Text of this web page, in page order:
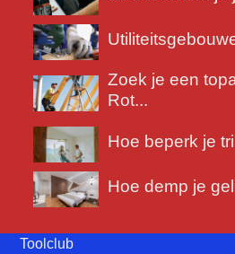
Toolclub
Zoek je een
Rot...
Hoe beperk je
Hoe demp je